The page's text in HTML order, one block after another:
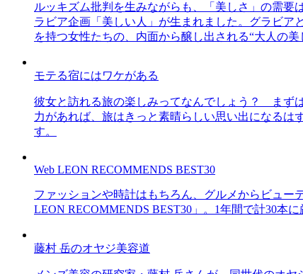
ルッキズム批判を生みながらも、「美しさ」の需
ラビア企画「美しい人」が生まれました。グラビア
を持つ女性たちの、内面から醸し出される“大人の
モテる宿にはワケがある
彼女と訪れる旅の楽しみってなんでしょう？ まず
力があれば、旅はきっと素晴らしい思い出になるは
す。
Web LEON RECOMMENDS BEST30
ファッションや時計はもちろん、グルメからビュー
LEON RECOMMENDS BEST30」。1年間で計30本
藤村 岳のオヤジ美容道